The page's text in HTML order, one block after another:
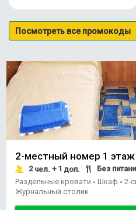
Посмотреть все промокоды
2-местный номер 1
2чел. + 1 доп.
Без
Раздельные кровати • Шкаф • 2-
Журнальный столик